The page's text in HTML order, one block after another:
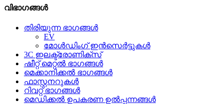
വിഭാഗങ്ങൾ
തിരിയുന്ന ഭാഗങ്ങൾ
EV
മോൾഡിംഗ് ഇൻസെർട്ടുകൾ
3C ഇലക്ട്രോണിക്സ്
ഷീറ്റ് മെറ്റൽ ഭാഗങ്ങൾ
മെക്കാനിക്കൽ ഭാഗങ്ങൾ
ഫാസ്റ്റനറുകൾ
റിവറ്റ് ഭാഗങ്ങൾ
മെഡിക്കൽ ഉപകരണ ഉൽപ്പന്നങ്ങൾ